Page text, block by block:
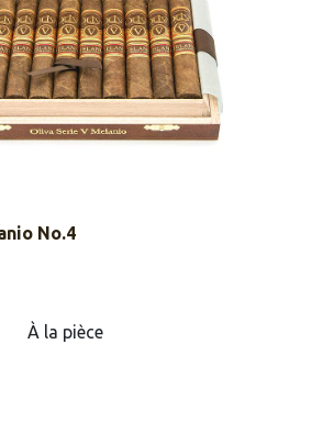
No.4
À la pièce